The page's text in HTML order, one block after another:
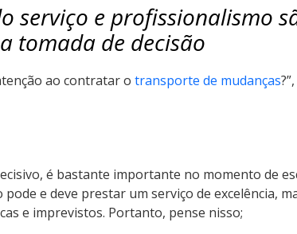
serviço e profissionalismo
tomada de decisão
ao contratar o transporte de mudanças
é bastante importante no momento de
e deve prestar um serviço de excelência,
e imprevistos. Portanto, pense nisso;